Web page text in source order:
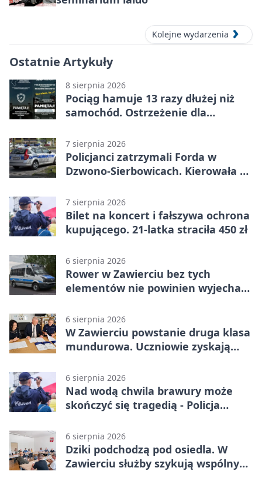
Kolejne wydarzenia
Ostatnie Artykuły
8 sierpnia 2026
Pociąg hamuje 13 razy dłużej niż
samochód. Ostrzeżenie dla
7 sierpnia 2026
Policjanci zatrzymali Forda w
Dzwono-Sierbowicach. Kierowała po
7 sierpnia 2026
Bilet na koncert i fałszywa ochrona
kupującego. 21-latka straciła 450 zł
6 sierpnia 2026
Rower w Zawierciu bez tych
elementów nie powinien wyjechać
6 sierpnia 2026
W Zawierciu powstanie druga klasa
mundurowa. Uczniowie zyskają
6 sierpnia 2026
Nad wodą chwila brawury może
skończyć się tragedią - Policja
6 sierpnia 2026
Dziki podchodzą pod osiedla. W
Zawierciu służby szykują wspólny